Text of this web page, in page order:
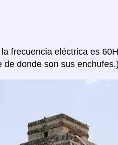
frecuencia eléctrica es
de donde son sus